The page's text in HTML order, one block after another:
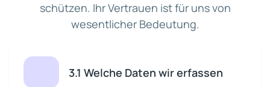
schützen. Ihr Vertrauen ist für uns von
wesentlicher Bedeutung.
3.1 Welche Daten wir erfassen